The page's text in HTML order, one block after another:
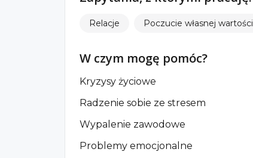
Relacje Poczucie własnej wartości
W czym mogę pomóc?
Kryzysy życiowe
Radzenie sobie ze stresem
Wypalenie zawodowe
Problemy emocjonalne